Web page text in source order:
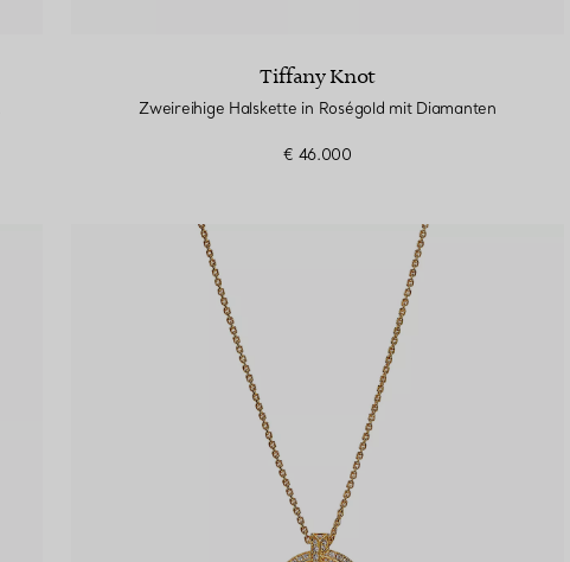
Tiffany Knot
Zweireihige Halskette in Roségold mit Diamanten
€ 46.000